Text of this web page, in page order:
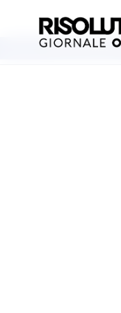
solo emendamento